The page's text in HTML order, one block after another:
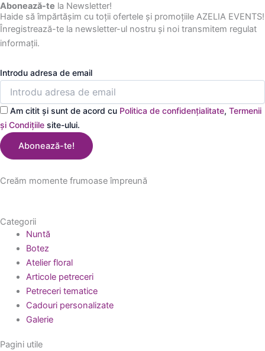
Abonează-te la Newsletter!
Haide să împărtășim cu toții ofertele și promoțiile AZELIA EVENTS!
Înregistrează-te la newsletter-ul nostru și noi transmitem regulat
informații.
Introdu adresa de email
Am citit și sunt de acord cu Politica de confidențialitate, Termenii
și Condițiile site-ului.
Abonează-te!
Creăm momente frumoase împreună
Categorii
Nuntă
Botez
Atelier floral
Articole petreceri
Petreceri tematice
Cadouri personalizate
Galerie
Pagini utile